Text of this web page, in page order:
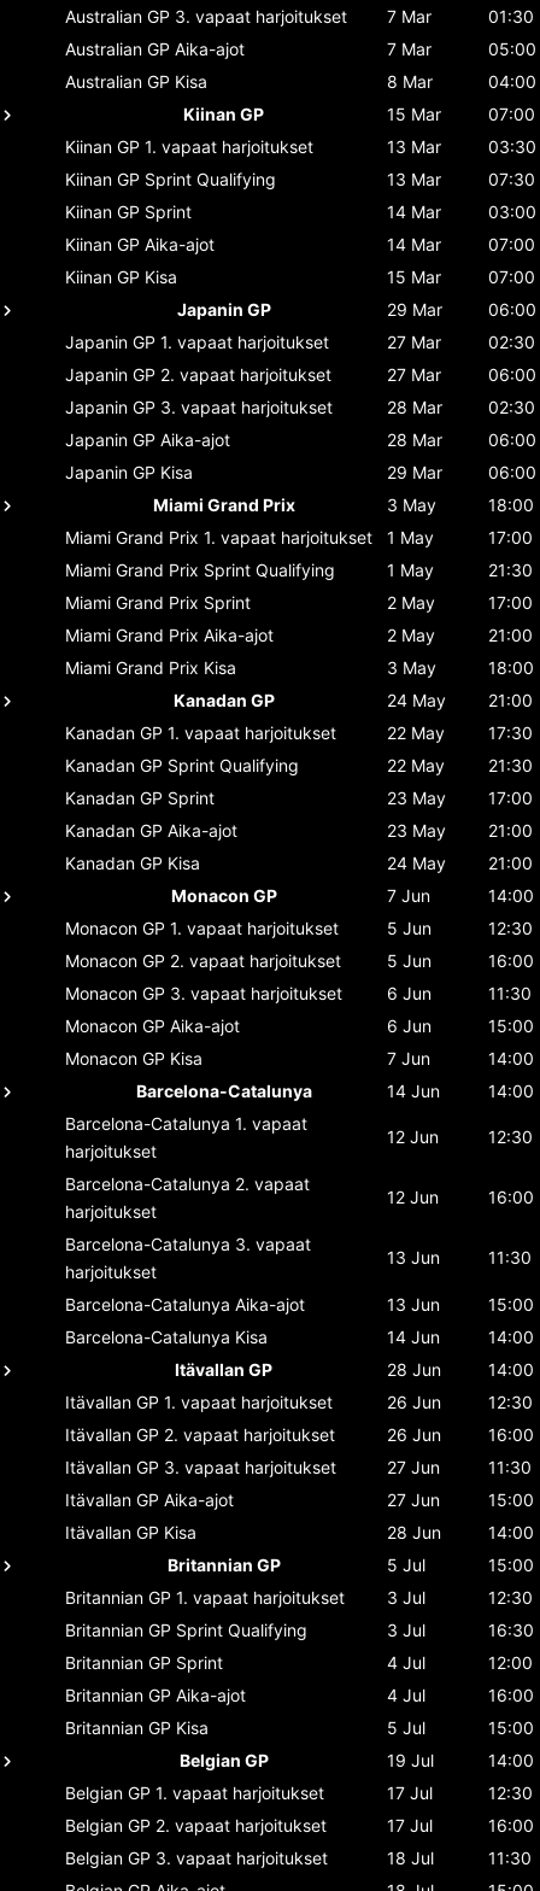
Australian GP 3. vapaat harjoitukset 7 Mar
01:30
Australian GP Aika-ajot 7 Mar
05:00
Australian GP Kisa 8 Mar
04:00
Kiinan GP
15 Mar
07:00
Kiinan GP 1. vapaat harjoitukset 13 Mar
03:30
Kiinan GP Sprint Qualifying 13 Mar
07:30
Kiinan GP Sprint 14 Mar
03:00
Kiinan GP Aika-ajot 14 Mar
07:00
Kiinan GP Kisa 15 Mar
07:00
Japanin GP
29 Mar
06:00
Japanin GP 1. vapaat harjoitukset 27 Mar
02:30
Japanin GP 2. vapaat harjoitukset 27 Mar
06:00
Japanin GP 3. vapaat harjoitukset 28 Mar
02:30
Japanin GP Aika-ajot 28 Mar
06:00
Japanin GP Kisa 29 Mar
06:00
Miami Grand Prix
3 May
18:00
Miami Grand Prix 1. vapaat harjoitukset 1 May
17:00
Miami Grand Prix Sprint Qualifying 1 May
21:30
Miami Grand Prix Sprint 2 May
17:00
Miami Grand Prix Aika-ajot 2 May
21:00
Miami Grand Prix Kisa 3 May
18:00
Kanadan GP
24 May
21:00
Kanadan GP 1. vapaat harjoitukset 22 May
17:30
Kanadan GP Sprint Qualifying 22 May
21:30
Kanadan GP Sprint 23 May
17:00
Kanadan GP Aika-ajot 23 May
21:00
Kanadan GP Kisa 24 May
21:00
Monacon GP
7 Jun
14:00
Monacon GP 1. vapaat harjoitukset 5 Jun
12:30
Monacon GP 2. vapaat harjoitukset 5 Jun
16:00
Monacon GP 3. vapaat harjoitukset 6 Jun
11:30
Monacon GP Aika-ajot 6 Jun
15:00
Monacon GP Kisa 7 Jun
14:00
Barcelona-Catalunya
14 Jun
14:00
Barcelona-Catalunya 1. vapaat
harjoitukset
12 Jun 12:30
Barcelona-Catalunya 2. vapaat
harjoitukset
12 Jun 16:00
Barcelona-Catalunya 3. vapaat
harjoitukset
13 Jun 11:30
Barcelona-Catalunya Aika-ajot 13 Jun
15:00
Barcelona-Catalunya Kisa 14 Jun
14:00
Itävallan GP
28 Jun
14:00
Itävallan GP 1. vapaat harjoitukset 26 Jun
12:30
Itävallan GP 2. vapaat harjoitukset 26 Jun
16:00
Itävallan GP 3. vapaat harjoitukset 27 Jun
11:30
Itävallan GP Aika-ajot 27 Jun
15:00
Itävallan GP Kisa 28 Jun
14:00
Britannian GP
5 Jul
15:00
Britannian GP 1. vapaat harjoitukset 3 Jul
12:30
Britannian GP Sprint Qualifying 3 Jul
16:30
Britannian GP Sprint 4 Jul
12:00
Britannian GP Aika-ajot 4 Jul
16:00
Britannian GP Kisa 5 Jul
15:00
Belgian GP
19 Jul
14:00
Belgian GP 1. vapaat harjoitukset 17 Jul
12:30
Belgian GP 2. vapaat harjoitukset 17 Jul
16:00
Belgian GP 3. vapaat harjoitukset 18 Jul
11:30